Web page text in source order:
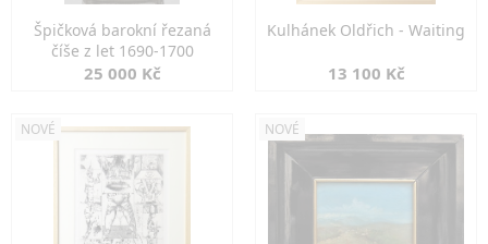
Špičková barokní řezaná
číše z let 1690-1700
25 000 Kč
Kulhánek Oldřich - Waiting
13 100 Kč
NOVÉ NOVÉ